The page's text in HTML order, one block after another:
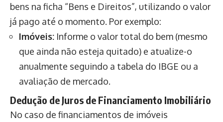
bens na ficha “Bens e Direitos”, utilizando o valor
já pago até o momento. Por exemplo:
Imóveis: Informe o valor total do bem (mesmo
que ainda não esteja quitado) e atualize-o
anualmente seguindo a tabela do IBGE ou a
avaliação de mercado.
Dedução de Juros de Financiamento Imobiliário
No caso de financiamentos de imóveis